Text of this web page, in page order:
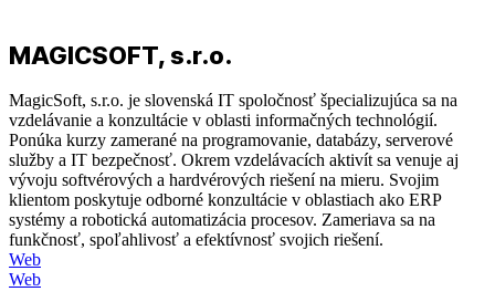
MAGICSOFT, s.r.o.
MagicSoft, s.r.o. je slovenská IT spoločnosť špecializujúca sa na
vzdelávanie a konzultácie v oblasti informačných technológií.
Ponúka kurzy zamerané na programovanie, databázy, serverové
služby a IT bezpečnosť. Okrem vzdelávacích aktivít sa venuje aj
vývoju softvérových a hardvérových riešení na mieru. Svojim
klientom poskytuje odborné konzultácie v oblastiach ako ERP
systémy a robotická automatizácia procesov. Zameriava sa na
funkčnosť, spoľahlivosť a efektívnosť svojich riešení.
Web
Web